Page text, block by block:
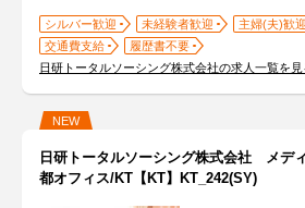
シルバー歓迎 未経験者歓迎
主婦(夫)歓迎
交通費支給
履歴書不要
日研トータルソーシング株式会社の求人一覧を見
NEW
日研トータルソーシング株式会社 メデ
都オフィス/KT【KT】KT_242(SY)